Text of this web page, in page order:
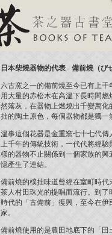
日本柴燒器物的代表 - 備前燒（び
六古窯之一的備前燒至今已有上千
用大量的赤松木在高溫下長時間燃
然落灰，在器物上燃燒出千變萬
拙的陶土原色，每個器物都是獨一
溫事這個花器是金重窯七十七代
上千年的傳統技術，一代代將經驗
樣的器物不止關係到一個家族的
憶產生了連結。
備前燒的樸拙味道曾經在室町時代
茶人村田珠光的提唱而流行。到了
時代的「古備前」復興，至今在伊
家。
備前燒使用的是農田地底下的「田